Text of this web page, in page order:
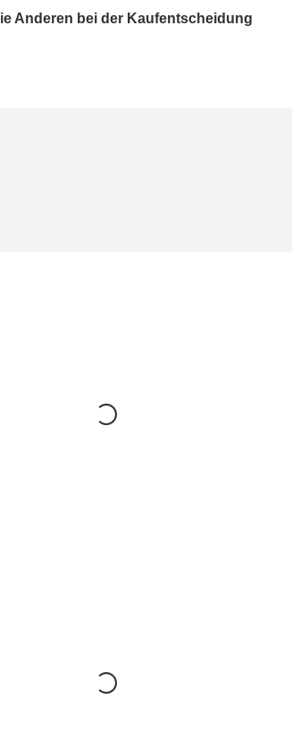
Anderen bei der Kaufentscheidung